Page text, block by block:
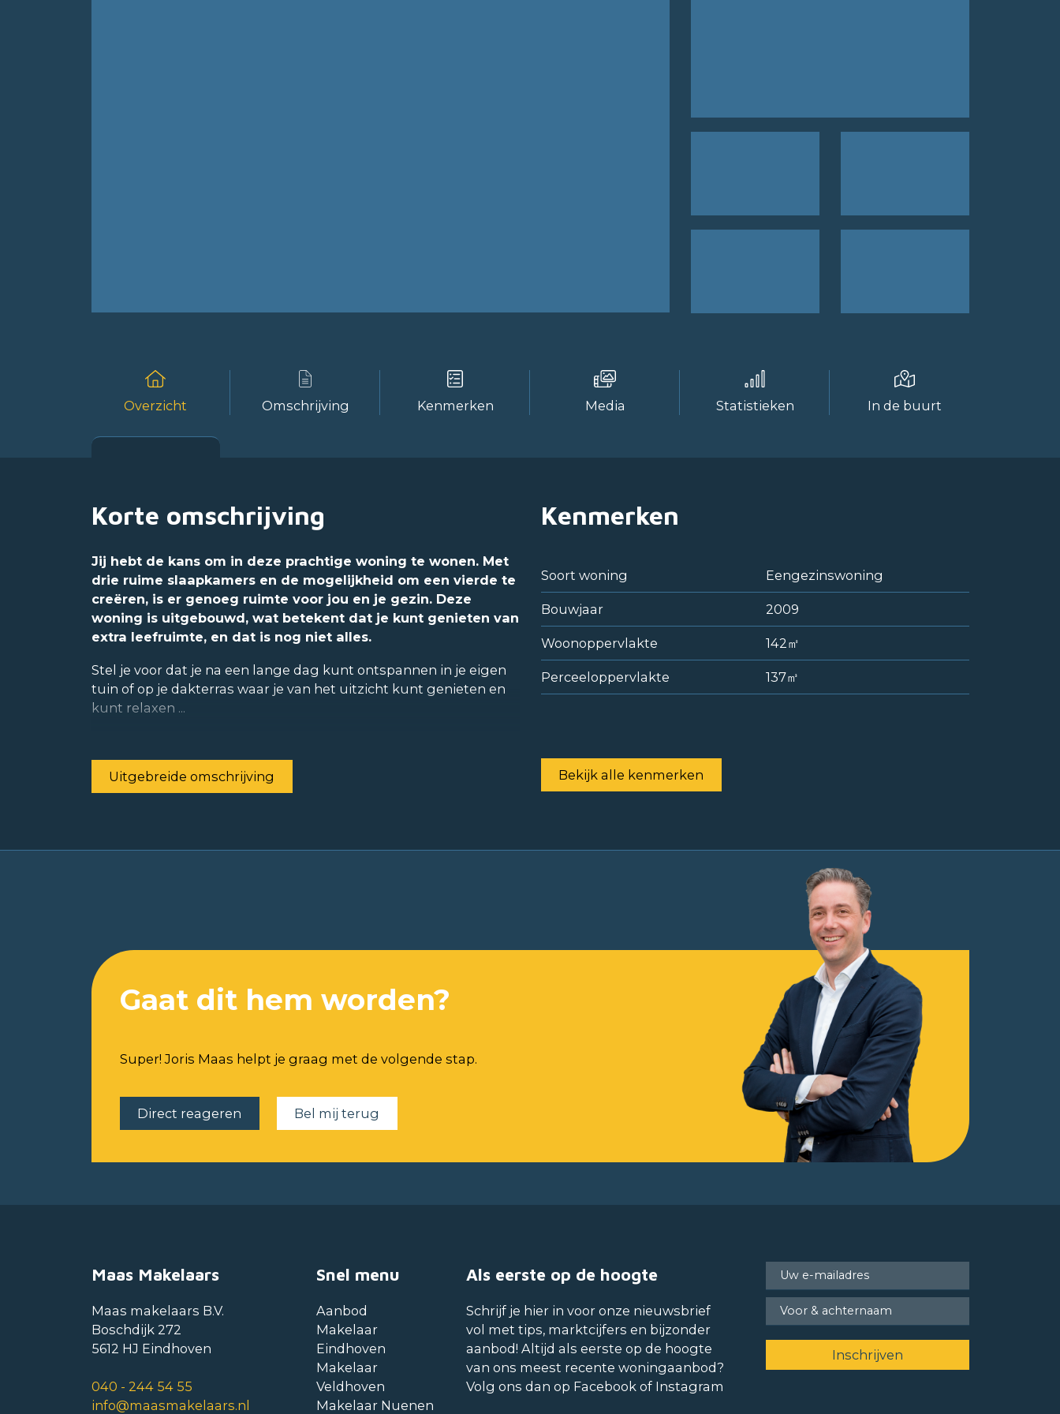
Overzicht Omschrijving Kenmerken Media Statistieken In de buurt
Korte omschrijving
Jij hebt de kans om in deze prachtige woning te wonen. Met
drie ruime slaapkamers en de mogelijkheid om een vierde te
creëren, is er genoeg ruimte voor jou en je gezin. Deze
woning is uitgebouwd, wat betekent dat je kunt genieten van
extra leefruimte, en dat is nog niet alles.
Stel je voor dat je na een lange dag kunt ontspannen in je eigen
tuin of op je dakterras waar je van het uitzicht kunt genieten en
kunt relaxen ...
Uitgebreide omschrijving
Kenmerken
Soort woning Eengezinswoning
Bouwjaar 2009
Woonoppervlakte 142㎡
Perceeloppervlakte 137㎥
Bekijk alle kenmerken
Gaat dit hem worden?
Super! Joris Maas helpt je graag met de volgende stap.
Direct reageren Bel mij terug
Maas Makelaars
Maas makelaars B.V.
Boschdijk 272
5612 HJ Eindhoven
040 - 244 54 55
info@maasmakelaars.nl
Snel menu
Aanbod
Makelaar
Eindhoven
Makelaar
Veldhoven
Makelaar Nuenen
Als eerste op de hoogte
Schrijf je hier in voor onze nieuwsbrief
vol met tips, marktcijfers en bijzonder
aanbod! Altijd als eerste op de hoogte
van ons meest recente woningaanbod?
Volg ons dan op Facebook of Instagram